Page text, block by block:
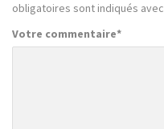
obligatoires sont indiqués avec
Votre commentaire*